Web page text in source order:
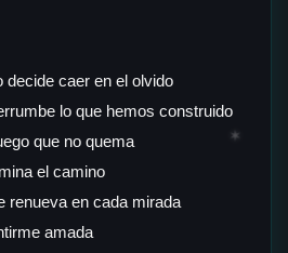
✶
decide caer en el olvido
lo que hemos construido
que no quema
el camino
renueva en cada mirada
amada